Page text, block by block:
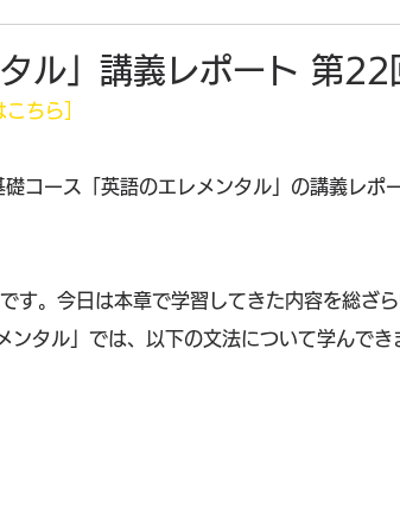
ル」講義レポート 第22
ちら］
コース「英語のエレメンタル」の講義レポ
す。今日は本章で学習してきた内容を総ざら
タル」では、以下の文法について学んでき